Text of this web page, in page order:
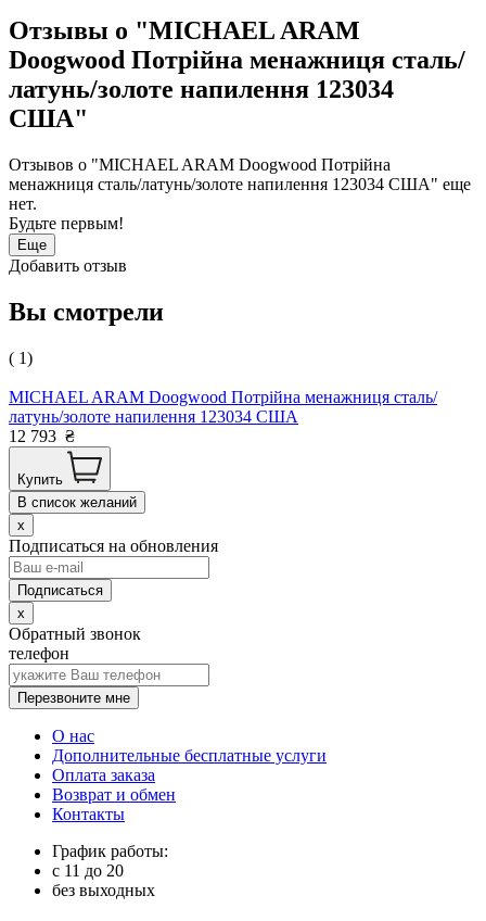
Отзывы о "MICHAEL ARAM
Doogwood Потрійна менажниця сталь/
латунь/золоте напилення 123034
США"
Отзывов о "MICHAEL ARAM Doogwood Потрійна
менажниця сталь/латунь/золоте напилення 123034 США" еще
нет.
Будьте первым!
Еще
Добавить отзыв
Вы смотрели
( 1)
MICHAEL ARAM Doogwood Потрійна менажниця сталь/
латунь/золоте напилення 123034 США
12 793 ₴
Купить
В список желаний
x
Подписаться на обновления
x
Обратный звонок
телефон
Перезвоните мне
О нас
Дополнительные бесплатные услуги
Оплата заказа
Возврат и обмен
Контакты
График работы:
с 11 до 20
без выходных